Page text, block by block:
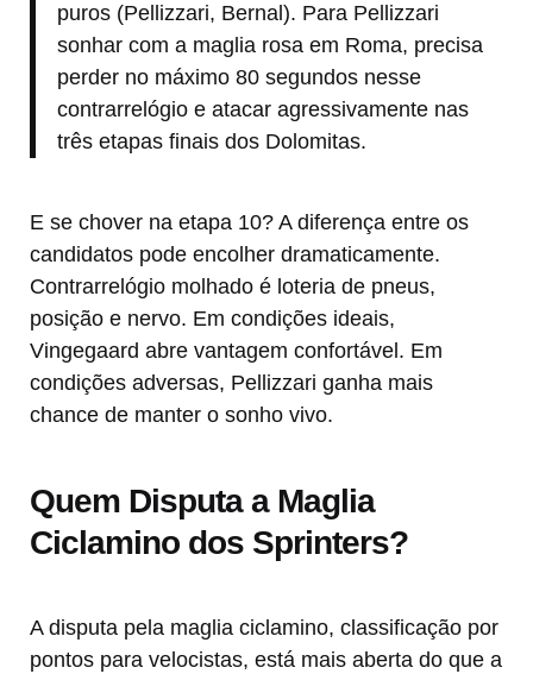
puros (Pellizzari, Bernal). Para Pellizzari
sonhar com a maglia rosa em Roma, precisa
perder no máximo 80 segundos nesse
contrarrelógio e atacar agressivamente nas
três etapas finais dos Dolomitas.
E se chover na etapa 10? A diferença entre os
candidatos pode encolher dramaticamente.
Contrarrelógio molhado é loteria de pneus,
posição e nervo. Em condições ideais,
Vingegaard abre vantagem confortável. Em
condições adversas, Pellizzari ganha mais
chance de manter o sonho vivo.
Quem Disputa a Maglia
Ciclamino dos Sprinters?
A disputa pela maglia ciclamino, classificação por
pontos para velocistas, está mais aberta do que a